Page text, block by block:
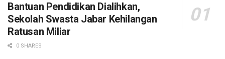
Bantuan Pendidikan Dialihkan,
Sekolah Swasta Jabar Kehilangan
Ratusan Miliar
0 SHARES